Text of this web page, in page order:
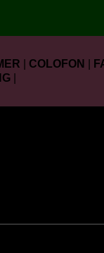
COLOFON